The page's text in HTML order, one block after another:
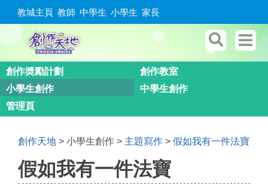
教城主頁 教師 中學生 小學生 家長
創作奬勵計劃
創作教室
小學生創作
中學生創作
管理頁
創作天地 > 小學生創作 > 主題寫作 > 假如我有一件法寶
假如我有一件法寶